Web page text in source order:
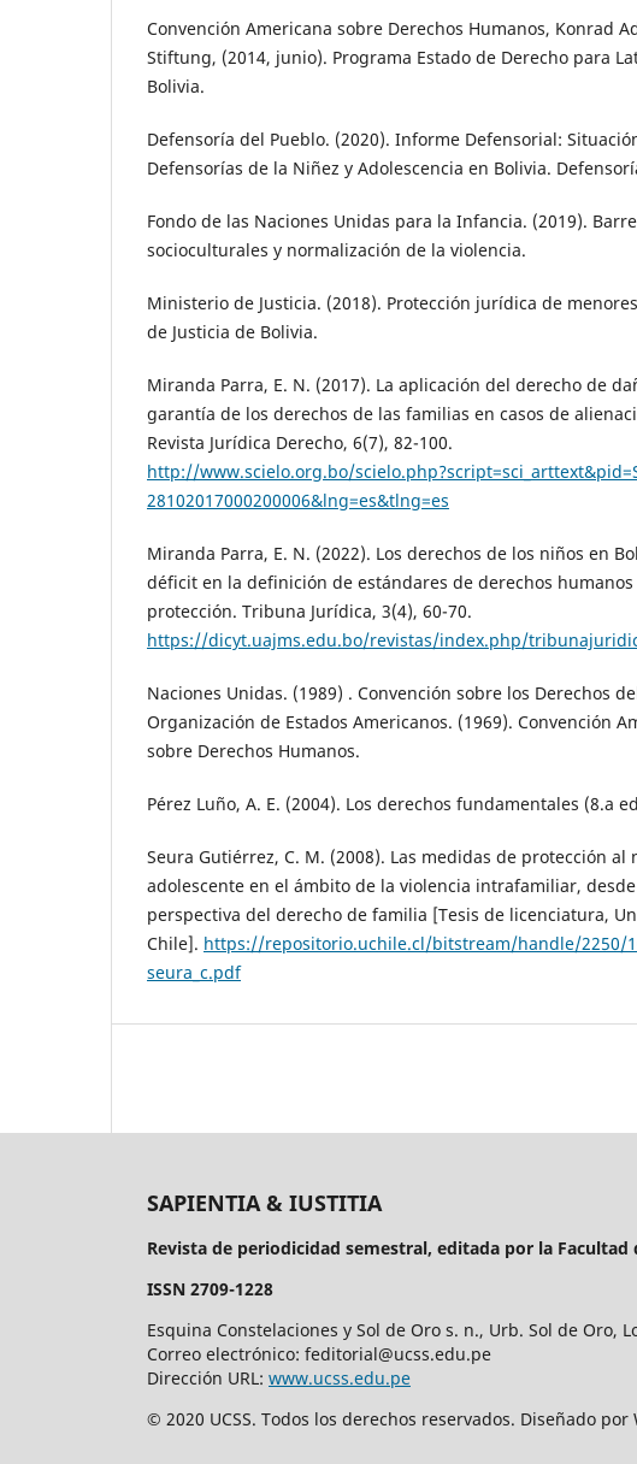
Convención Americana sobre Derechos Humanos, Konrad
Stiftung, (2014, junio). Programa Estado de Derecho para
Bolivia.
Defensoría del Pueblo. (2020). Informe Defensorial:
Defensorías de la Niñez y Adolescencia en Bolivia.
Fondo de las Naciones Unidas para la Infancia. (2019).
socioculturales y normalización de la violencia.
Ministerio de Justicia. (2018). Protección jurídica de
de Justicia de Bolivia.
Miranda Parra, E. N. (2017). La aplicación del derecho de
garantía de los derechos de las familias en casos de
Revista Jurídica Derecho, 6(7), 82-100.
http://www.scielo.org.bo/
28102017000200006&lng=es&tlng=es
Miranda Parra, E. N. (2022). Los derechos de los niños en
déficit en la definición de estándares de derechos humanos
protección. Tribuna Jurídica, 3(4), 60-70.
https://dicyt.uajms.edu.bo/revistas/index.php/
Naciones Unidas. (1989) . Convención sobre los Derechos
Organización de Estados Americanos. (1969). Convención
sobre Derechos Humanos.
Pérez Luño, A. E. (2004). Los derechos fundamentales (8.a
Seura Gutiérrez, C. M. (2008). Las medidas de protección al
adolescente en el ámbito de la violencia intrafamiliar,
perspectiva del derecho de familia [Tesis de licenciatura,
Chile]. https://repositorio.uchile.cl/bitstream/handle/2250/
seura_c.pdf
SAPIENTIA & IUSTITIA
Revista de periodicidad semestral, editada por la
ISSN 2709-1228
Esquina Constelaciones y Sol de Oro s. n., Urb. Sol de Oro,
Correo electrónico: feditorial@ucss.edu.pe
Dirección URL: www.ucss.edu.pe
© 2020 UCSS. Todos los derechos reservados. Diseñado por